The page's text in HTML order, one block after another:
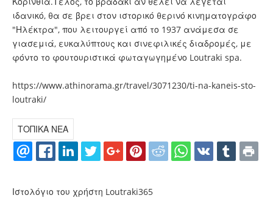
ιδανικό, θα σε βρει στον ιστορικό θερινό κινηματογράφο
"Ηλέκτρα", που λειτουργεί από το 1937 ανάμεσα σε
γιασεμιά, ευκαλύπτους και σινεφιλικές διαδρομές, με
φόντο το φουτουριστικά φωταγωγημένο Loutraki spa.
https://www.athinorama.gr/travel/3071230/ti-na-kaneis-sto-
loutraki/
ΤΟΠΙΚΑ ΝΕΑ
Ιστολόγιο του χρήστη Loutraki365